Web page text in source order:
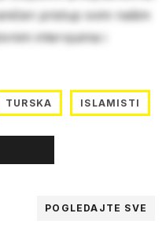
pristup svim našim
intervjuima i
TURSKA ISLAMISTI
POGLEDAJTE SVE